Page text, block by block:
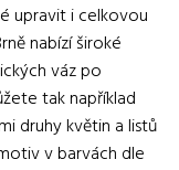
upravit i celkovou
nabízí široké
váz po
tak například
druhy květin a listů
v barvách dle